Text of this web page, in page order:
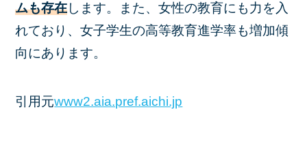
ムも存在します。また、女性の教育にも力を入
れており、女子学生の高等教育進学率も増加傾
向にあります。
引用元www2.aia.pref.aichi.jp